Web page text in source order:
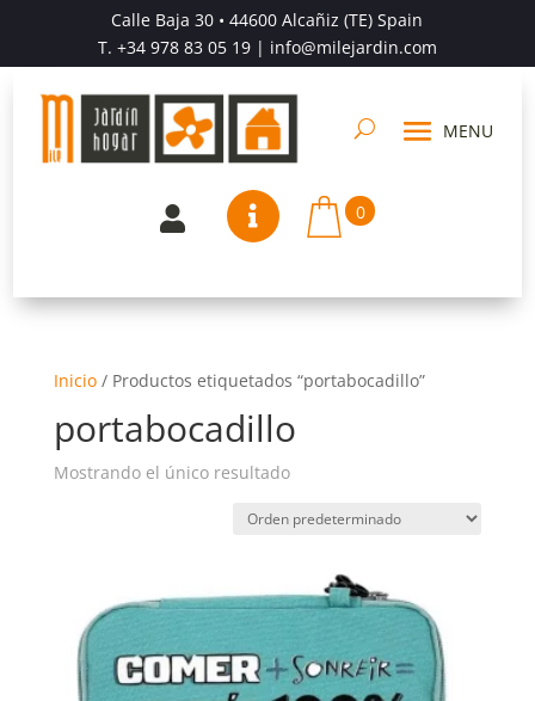
Calle Baja 30 • 44600 Alcañiz (TE) Spain
T. +34 978 83 05 19| info@milejardin.com
  0
Inicio/ Productos etiquetados “portabocadillo”
portabocadillo
Mostrando el único resultado